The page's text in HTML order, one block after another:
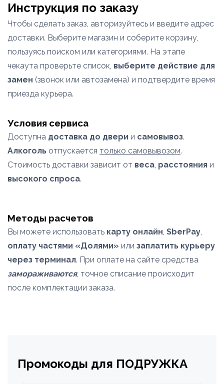
Инструкция по заказу
Чтобы сделать заказ, авторизуйтесь и введите адрес
доставки. Выберите магазин и соберите корзину,
пользуясь поиском или категориями. На этапе
чекаута проверьте список, выберите действие для
замен (звонок или автозамена) и подтвердите время
приезда курьера.
Условия сервиса
Доступна доставка до двери и самовывоз.
Алкоголь отпускается только самовывозом.
Стоимость доставки зависит от веса, расстояния и
высокого спроса.
Методы расчетов
Вы можете использовать карту онлайн, SberPay,
оплату частями «Долями» или заплатить курьеру
через терминал. При оплате на сайте средства
замораживаются, точное списание происходит
после комплектации заказа.
Промокоды для ПОДРУЖКА